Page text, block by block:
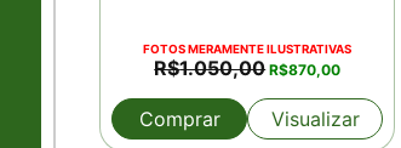
FOTOS MERAMENTE ILUSTRATIVAS
R$1.050,00O
preço
original
era:
R$1.050,00.
R$870,00O
atual
é:
R$870,00.
Comprar Visualizar